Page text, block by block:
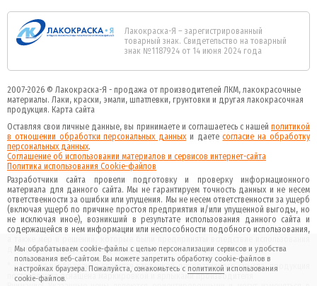
Лакокраска-Я – зарегистрированный
товарный знак. Свидетельство на товарный
знак №1187924 от 14 июня 2024 года
2007-2026 © Лакокраска-Я - продажа от производителей ЛКМ, лакокрасочные
материалы. Лаки, краски, эмали, шпатлевки, грунтовки и другая лакокрасочная
продукция. Карта сайта
Оставляя свои личные данные, вы принимаете и соглашаетесь с нашей политикой
в отношении обработки персональных данных и даетеcогласие на обработку
персональных данных.
Соглашение об использовании материалов и сервисов интернет-сайта
Политика использования Cookie-файлов
Разработчики сайта провели подготовку и проверку информационного
материала для данного сайта. Мы не гарантируем точность данных и не несем
ответственности за ошибки или упущения. Мы не несем ответственности за ущерб
(включая ущерб по причине простоя предприятия и/или упущенной выгоды, но
не исключая иное), возникший в результате использования данного сайта и
содержащейся в нем информации или неспособности подобного использования,
данного сайта и данной информации.
* - данное изображение является картинкой декоративного смысла, продукция
поставляемая оснащена маркировкой и ярлыками производителя
Мы обрабатываем cookie-файлы с целью персонализации сервисов и удобства
пользования веб-сайтом. Вы можете запретить обработку cookie-файлов в
настройках браузера. Пожалуйста, ознакомьтесь с политикой использования
cookie-файлов.